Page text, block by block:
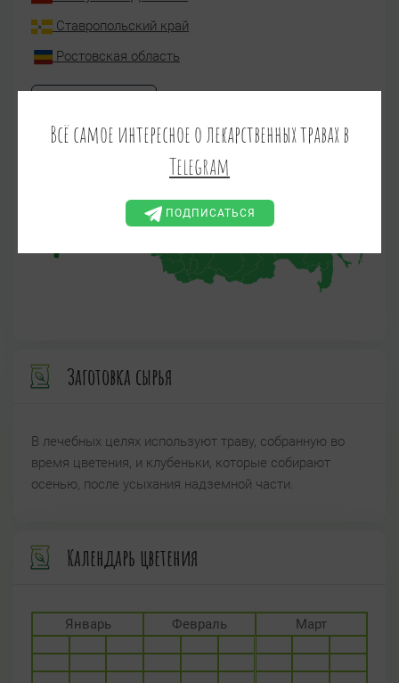
Ставропольский край
Ростовская область
Заготовка сырья
В лечебных целях используют траву, собранную во
время цветения, и клубеньки, которые собирают
осенью, после усыхания надземной части.
Календарь цветения
Январь Февраль Март
Всё самое интересное о лекарственных травах в
Telegram
ПОДПИСАТЬСЯ